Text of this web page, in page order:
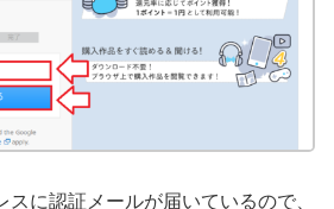
スに認証メールが届いているので、